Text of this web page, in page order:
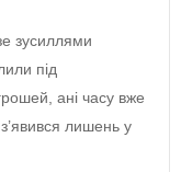
зусиллями
під
ані часу вже
лишень у